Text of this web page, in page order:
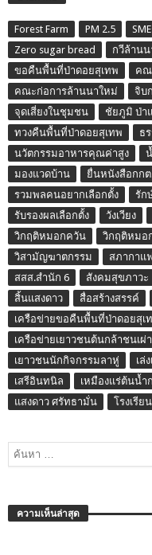
Forest Farm PM 2.5
Zero sugar bread
กวีล้านน
ขอคืนพื้นที่ป่าดอยสุเทพ
คณ
คณะก่อการล้านนาใหม่
จิบ
จุดเสี่ยงในชุมชน
ชัยภูมิ ป่า
ทวงคืนพื้นที่ป่าดอยสุเทพ
ธ
นวัตกรรมอาหารคุณค่าสูง
มองแวดบ้าน
ยื่นหนังสือกก
รวมพลคนอยากเลือกตั้ง
รัก
รับรองผลเลือกตั้ง
วังเวียง
วิกฤติหมอกควัน
วิกฤติหมอ
วิสามัญฆาตกรรม
สภากาแฟ
สสส.สำนัก 6
สังคมสุขภาวะ
สิ้นแสงดาว
สื่อสร้างสรรค์
เครือข่ายขอคืนพื้นที่ป่าดอยสุเ
เครือข่ายเยาวชนต้นกล้าชนเผ่
เยาวชนนักกิจกรรมลาหู่
เล่
เสรีอินทนิล
เหมืองแร่ต้นน้ำ
แสงดาว ศรัทธามั่น
โรงเรีย
ความเห็นล่าสุด